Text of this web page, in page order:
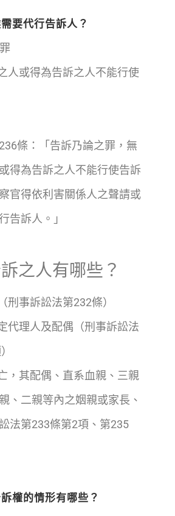
要代行告訴人？
人或得為告訴之人不能行使
條：「告訴乃論之罪，無
得為告訴之人不能行使告訴
官得依利害關係人之聲請或
告訴人。」
之人有哪些？
刑事訴訟法第232條）
代理人及配偶（刑事訴訟法
，其配偶、直系血親、三親
、二親等內之姻親或家長、
法第233條第2項、第235
權的情形有哪些？